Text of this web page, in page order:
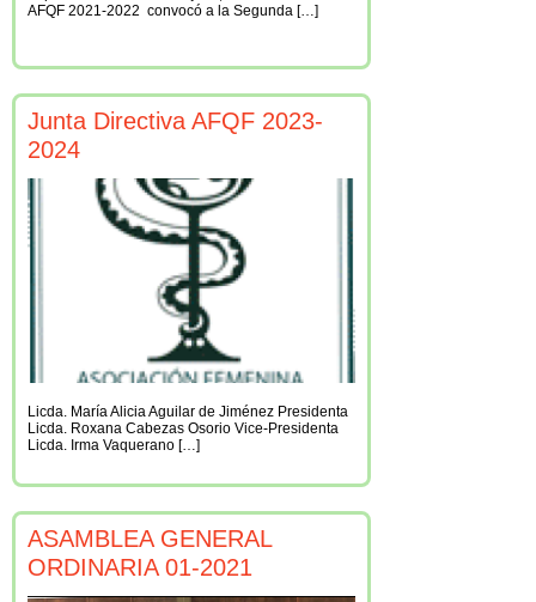
AFQF 2021-2022 convocó a la Segunda […]
Junta Directiva AFQF 2023-
2024
Licda. María Alicia Aguilar de Jiménez Presidenta
Licda. Roxana Cabezas Osorio Vice-Presidenta
Licda. Irma Vaquerano […]
ASAMBLEA GENERAL
ORDINARIA 01-2021